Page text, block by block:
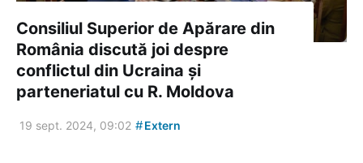
Consiliul Superior de Apărare din
România discută joi despre
conflictul din Ucraina și
parteneriatul cu R. Moldova
19 sept. 2024, 09:02 #Extern